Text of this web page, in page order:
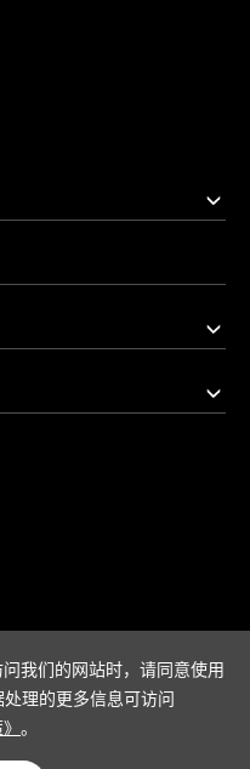
我们的网站时，请同意使用
理的更多信息可访问
。